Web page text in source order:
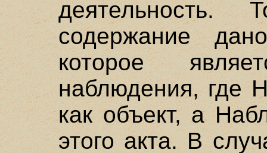
деятельность.
содержание
которое
наблюдения, где
как объект, а
этого акта. В